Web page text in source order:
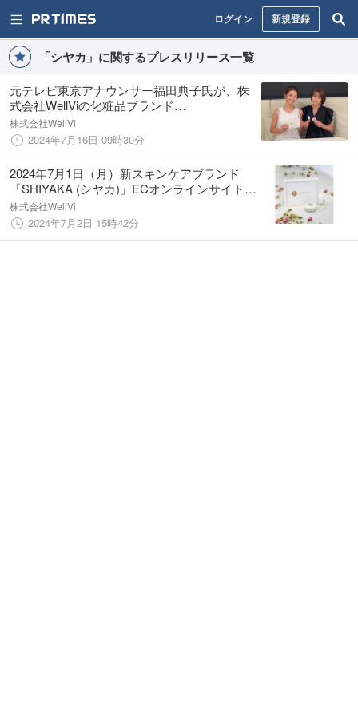
ログイン 新規登録
「シヤカ」に関するプレスリリース一覧
元テレビ東京アナウンサー福田典子氏が、株
式会社WellViの化粧品ブランド
「SHIYAKA（シヤカ）」の企画開発プロジェ
クトに参画
株式会社WellVi
2024年7月16日 09時30分
2024年7月1日（月）新スキンケアブランド
「SHIYAKA (シヤカ)」ECオンラインサイトに
て先行予約販売開始
株式会社WellVi
2024年7月2日 15時42分